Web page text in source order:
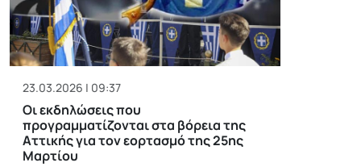
23.03.2026 | 09:37
Οι εκδηλώσεις που
προγραμματίζονται στα βόρεια της
Αττικής για τον εορτασμό της 25ης
Μαρτίου